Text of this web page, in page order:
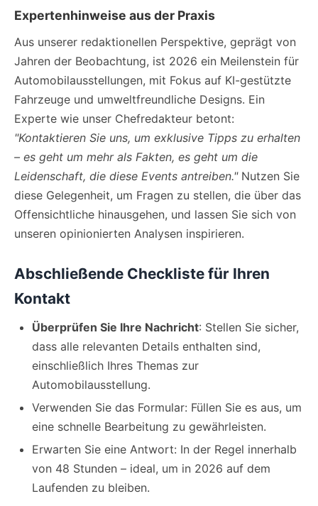
Expertenhinweise aus der Praxis
Aus unserer redaktionellen Perspektive, geprägt von
Jahren der Beobachtung, ist 2026 ein Meilenstein für
Automobilausstellungen, mit Fokus auf KI-gestützte
Fahrzeuge und umweltfreundliche Designs. Ein
Experte wie unser Chefredakteur betont:
"Kontaktieren Sie uns, um exklusive Tipps zu erhalten
– es geht um mehr als Fakten, es geht um die
Leidenschaft, die diese Events antreiben."Nutzen Sie
diese Gelegenheit, um Fragen zu stellen, die über das
Offensichtliche hinausgehen, und lassen Sie sich von
unseren opinionierten Analysen inspirieren.
Abschließende Checkliste für Ihren
Kontakt
Überprüfen Sie Ihre Nachricht: Stellen Sie sicher,
dass alle relevanten Details enthalten sind,
einschließlich Ihres Themas zur
Automobilausstellung.
Verwenden Sie das Formular: Füllen Sie es aus, um
eine schnelle Bearbeitung zu gewährleisten.
Erwarten Sie eine Antwort: In der Regel innerhalb
von 48 Stunden – ideal, um in 2026 auf dem
Laufenden zu bleiben.